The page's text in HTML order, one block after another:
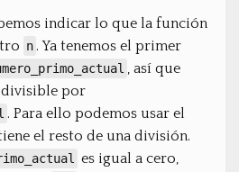
indicar lo que la función
n . Ya tenemos el primer
, así que
divisible por
. Para ello podemos usar el
el resto de una división.
es igual a cero,